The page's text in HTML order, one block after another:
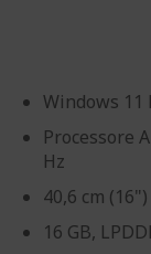
Windows 11
Processore
Hz
40,6 cm
16 GB,